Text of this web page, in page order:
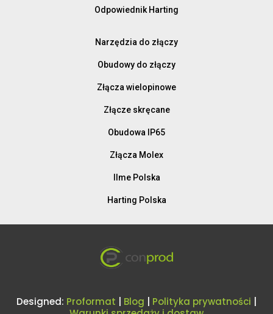
Odpowiednik Harting
Narzędzia do złączy
Obudowy do złączy
Złącza wielopinowe
Złącze skręcane
Obudowa IP65
Złącza Molex
Ilme Polska
Harting Polska
Designed: Proformat Blog Polityka prywatności